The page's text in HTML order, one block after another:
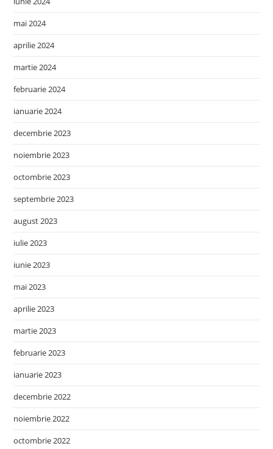
mai 2024
aprilie 2024
martie 2024
februarie 2024
ianuarie 2024
decembrie 2023
noiembrie 2023
octombrie 2023
septembrie 2023
august 2023
iulie 2023
iunie 2023
mai 2023
aprilie 2023
martie 2023
februarie 2023
ianuarie 2023
decembrie 2022
noiembrie 2022
octombrie 2022